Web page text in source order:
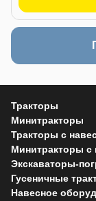
Тракторы
Минитракторы
Тракторы с
Минитракторы
Экскаваторы-
Гусеничные
Навесное